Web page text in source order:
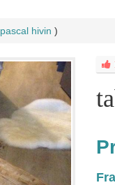
pascal hivin )